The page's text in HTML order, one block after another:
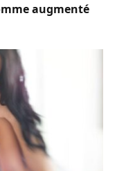
augmenté